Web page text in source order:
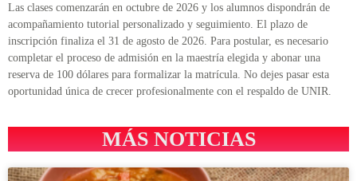
Las clases comenzarán en octubre de 2026 y los alumnos dispondrán de
acompañamiento tutorial personalizado y seguimiento. El plazo de
inscripción finaliza el 31 de agosto de 2026. Para postular, es necesario
completar el proceso de admisión en la maestría elegida y abonar una
reserva de 100 dólares para formalizar la matrícula. No dejes pasar esta
oportunidad única de crecer profesionalmente con el respaldo de UNIR.
MÁS NOTICIAS